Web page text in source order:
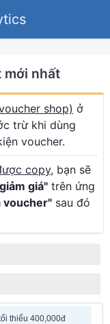
mới nhất
shop) ở
trừ khi dùng
voucher.
copy, bạn sẽ
giá" trên ứng
voucher" sau đó
thiểu 400,000đ